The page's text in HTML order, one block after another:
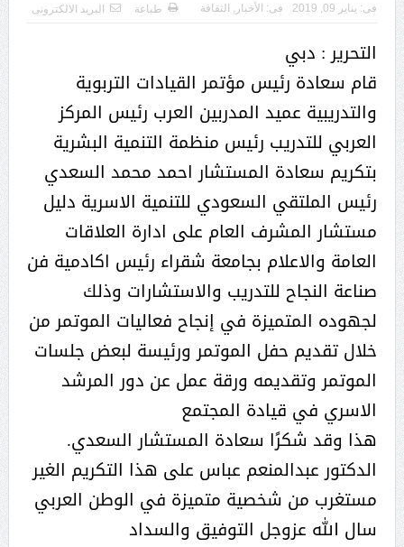
فى: يناير 09, 2019 فى: الأخبار , الثقافة طباعة البريد الالكترونى
التحرير : دبي
قام سعادة رئيس مؤتمر القيادات التربوية
والتدريبية عميد المدربين العرب رئيس المركز
العربي للتدريب رئيس منظمة التنمية البشرية
بتكريم سعادة المستشار احمد محمد السعدي
رئيس الملتقي السعودي للتنمية الاسرية دليل
مستشار المشرف العام على ادارة العلاقات
العامة والاعلام بجامعة شقراء رئيس اكادمية فن
صناعة النجاح للتدريب والاستشارات وذلك
لجهوده المتميزة في إنجاح فعاليات الموتمر من
خلال تقديم حفل الموتمر ورئيسة لبعض جلسات
الموتمر وتقديمه ورقة عمل عن دور المرشد
الاسري في قيادة المجتمع
هذا وقد شكرًا سعادة المستشار السعدي.
الدكتور عبدالمنعم عباس على هذا التكريم الغير
مستغرب من شخصية متميزة في الوطن العربي
سال الله عزوجل التوفيق والسداد